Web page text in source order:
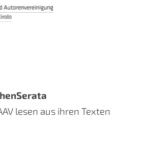
lesen aus ihren Texten